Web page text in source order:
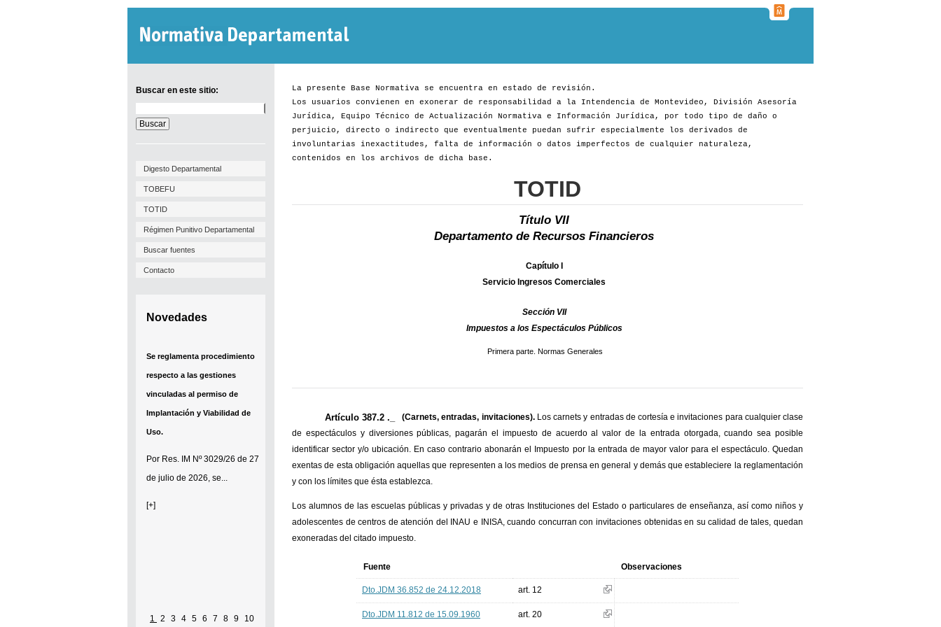
Buscar en este sitio:
en
este
sitio:
Digesto Departamental
TOBEFU
TOTID
Régimen Punitivo Departamental
Buscar fuentes
Contacto
Novedades
Se reglamenta procedimiento
respecto a las gestiones
vinculadas al permiso de
Implantación y Viabilidad de
Uso.
Por Res. IM Nº 3029/26 de 27
de julio de 2026, se...
[+]
1 2 3 4 5 6 7 8 9 10
La presente Base Normativa se encuentra en estado de revisión.
Los usuarios convienen en exonerar de responsabilidad a la Intendencia de Montevideo, División Asesoría
Jurídica, Equipo Técnico de Actualización Normativa e Información Jurídica, por todo tipo de daño o
perjuicio, directo o indirecto que eventualmente puedan sufrir especialmente los derivados de
involuntarias inexactitudes, falta de información o datos imperfectos de cualquier naturaleza,
contenidos en los archivos de dicha base.
TOTID
Título VII
Departamento de Recursos Financieros
Capítulo I
Servicio Ingresos Comerciales
Sección VII
Impuestos a los Espectáculos Públicos
Primera parte. Normas Generales
Artículo 387.2 ._ (Carnets, entradas, invitaciones).Los carnets y entradas de cortesía e invitaciones para cualquier clase
de espectáculos y diversiones públicas, pagarán el impuesto de acuerdo al valor de la entrada otorgada, cuando sea posible
identificar sector y/o ubicación. En caso contrario abonarán el Impuesto por la entrada de mayor valor para el espectáculo. Quedan
exentas de esta obligación aquellas que representen a los medios de prensa en general y demás que estableciere la reglamentación
y con los límites que ésta establezca.
Los alumnos de las escuelas públicas y privadas y de otras Instituciones del Estado o particulares de enseñanza, así como niños y
adolescentes de centros de atención del INAU e INISA, cuando concurran con invitaciones obtenidas en su calidad de tales, quedan
exoneradas del citado impuesto.
Fuente Observaciones
Dto.JDM 36.852 de 24.12.2018 art. 12
Dto.JDM 11.812 de 15.09.1960 art. 20